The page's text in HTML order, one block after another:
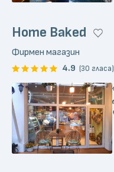
Home Baked
Фирмен магазин
4.9 (30 гласа)